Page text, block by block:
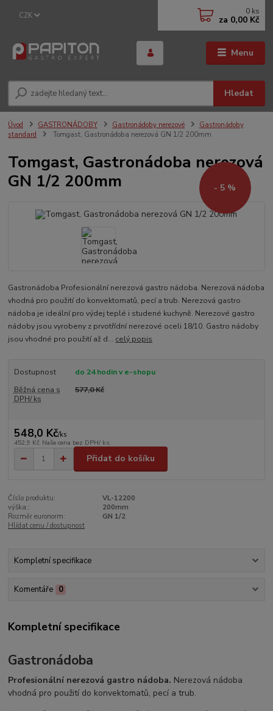
Menu
CZK
Hledat
0 ks
za 0,00 Kč
Úvod GASTRONÁDOBY Gastronádoby nerezové
Gastronádoby
standard
Tomgast, Gastronádoba nerezová GN 1/2 200mm
Tomgast, Gastronádoba nerezová
GN 1/2 200mm
- 5 %
Gastronádoba Profesionální nerezová gastro nádoba. Nerezová nádoba
vhodná pro použití do konvektomatů, pecí a trub. Nerezová gastro
nádoba je ideální pro výdej teplé i studené kuchyně. Nerezové gastro
nádoby jsou vyrobeny z prvotřídní nerezové oceli 18/10. Gastro nádoby
jsou vhodné pro použití až d... celý popis
Dostupnost
do 24 hodin v e-shopu
Běžná cena s
DPH/ ks
577,0 Kč
548,0 Kč/ks
452,9 Kč Naše cena bez DPH/ ks:
Přidat do košíku
Číslo produktu:
VL-12200
výška::
200mm
Rozměr euronorm:
GN 1/2
Hlídat cenu / dostupnost
Kompletní specifikace
Komentáře 0
Kompletní specifikace
Gastronádoba
Profesionální nerezová gastro nádoba. Nerezová nádoba
vhodná pro použití do konvektomatů, pecí a trub.